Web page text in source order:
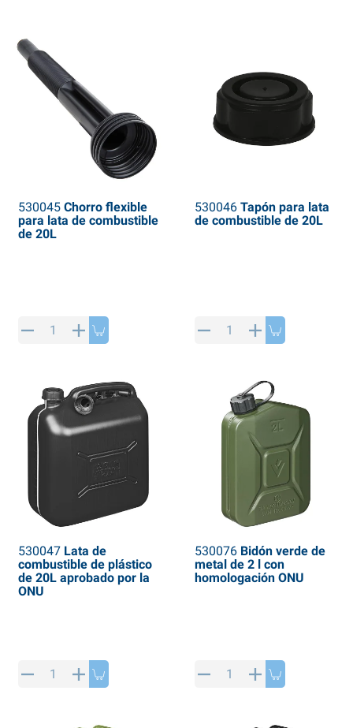
530045Chorro flexible
para lata de combustible
de 20L
530046Tapón para lata
de combustible de 20L
530047Lata de
combustible de plástico
de 20L aprobado por la
ONU
530076Bidón verde de
metal de 2 l con
homologación ONU